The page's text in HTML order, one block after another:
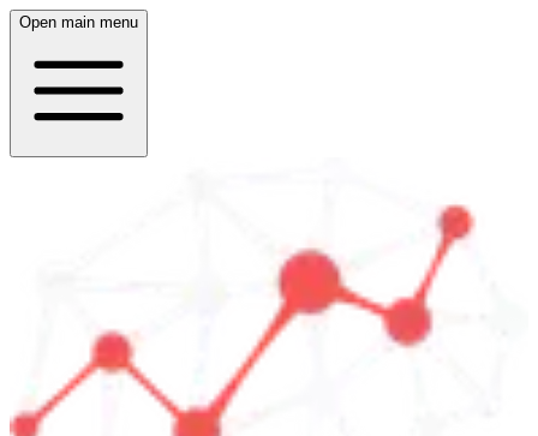
Open main menu